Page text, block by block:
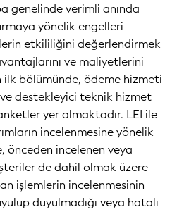
genelinde verimli anında
yönelik engelleri
etkililiğini değerlendirmek
ve maliyetlerini
bölümünde, ödeme hizmeti
ve destekleyici teknik hizmet
yer almaktadır. LEI ile
incelenmesine yönelik
önceden incelenen veya
de dahil olmak üzere
işlemlerin incelenmesinin
duyulmadığı veya hatalı